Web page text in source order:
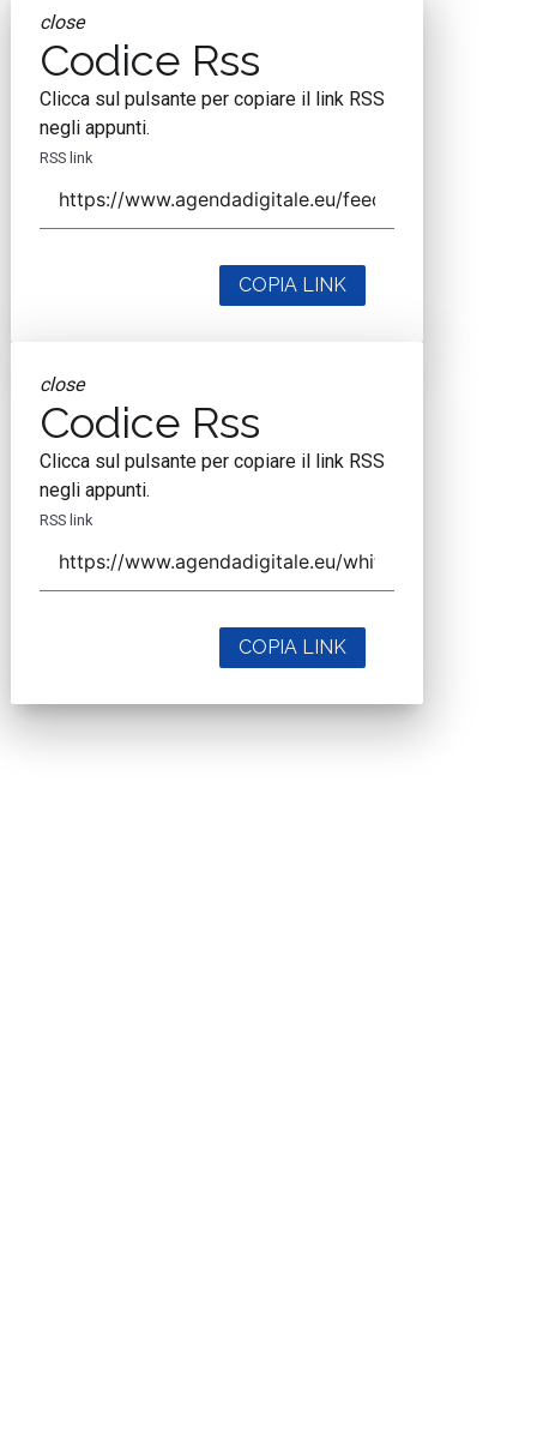
close
Codice Rss
Clicca sul pulsante per copiare il link RSS
negli appunti.
RSS link
COPIA LINK
close
Codice Rss
Clicca sul pulsante per copiare il link RSS
negli appunti.
RSS link
COPIA LINK